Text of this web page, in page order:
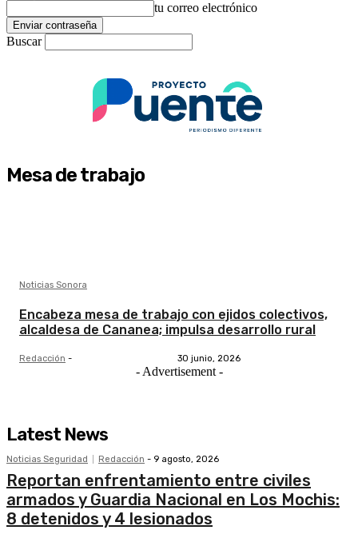
tu correo electrónico
Buscar
Mesa de trabajo
Noticias Sonora
Encabeza mesa de trabajo con ejidos colectivos,
alcaldesa de Cananea; impulsa desarrollo rural
Redacción - 30 junio, 2026
- Advertisement -
Latest News
Noticias Seguridad Redacción - 9 agosto, 2026
Reportan enfrentamiento entre civiles
armados y Guardia Nacional en Los Mochis:
8 detenidos y 4 lesionados